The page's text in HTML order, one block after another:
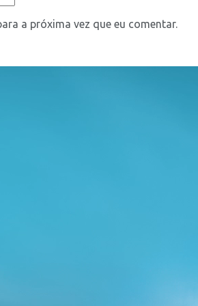
a próxima vez que eu comentar.